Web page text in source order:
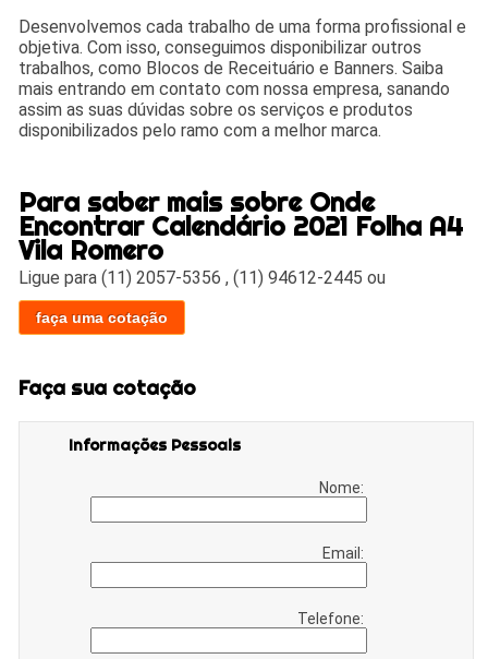
Desenvolvemos cada trabalho de uma forma profissional e
objetiva. Com isso, conseguimos disponibilizar outros
trabalhos, como Blocos de Receituário e Banners. Saiba
mais entrando em contato com nossa empresa, sanando
assim as suas dúvidas sobre os serviços e produtos
disponibilizados pelo ramo com a melhor marca.
Para saber mais sobre Onde
Encontrar Calendário 2021 Folha A4
Vila Romero
Ligue para(11) 2057-5356 ,(11) 94612-2445 ou
faça uma cotação
Faça sua cotação
Informações Pessoais
Nome:
Email:
Telefone: